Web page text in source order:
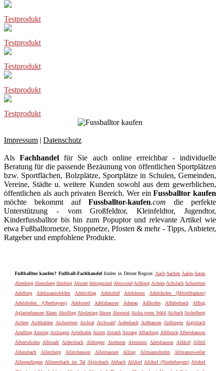
Testprodukt
Testprodukt
Testprodukt
Testprodukt
Testprodukt
Impressum | Datenschutz
AlsFachhandel für Sie auch online erreichbar - individuelle
Beratung für die passende Bezäunung von öffentlichen Sportplätzen
bzw. Sportflächen, Bolzplätze, Sportplätze in Schulen, Gemeinden,
Vereine, Städte u. weitere Kunden sowohl aus dem gewerblichen,
öffentlichen als auch privaten Bereich. Wer einFussballtor kaufen
möchte bekommt aufFussballtor-kaufen.com die perfekte
Unterstützung - vom Großfeldtor, Kleinfeldtor, Jugendtor,
Kinderfussballtor bis hin zum Popuptor und relevante Artikel wie
etwa Fußballtornetze, Stoppnetze, Pfosten & mehr - Tipps, Anbieter,
Ratgeber und empfohlene Produkte.
Fußballtor kaufen? Fußball-Fachhandelfinden in Deiner Region: Aach Aachen Aalen Aarau
Abenberg Abensberg Absberg Abstatt Abtsgmünd Abtswind Achberg Achern Achslach Achstetten
Adelberg
Adelmannsfelden Adelschlag Adelsdorf Adelsheim
Adelshofen (Mittelfranken)
Adelshofen (Oberbayern)
Adelsried Adelzhausen Adenau Adlkofen Affalterbach
Affing
Aglasterhausen Aham Aholfing Aholming Ahorn Ahorntal Aicha vorm Wald Aichach Aichelberg
Aichen Aichhalden Aichstetten Aichtal Aichwald Aidenbach Aidhausen Aidlingen Aiglsbach
Aindling Ainring Aislingen Aiterhofen Aitern Aitrach Aitrang Albaching Albbruck Albershausen
Albertshofen Albstadt Aldersbach Aldingen Alerheim Alesheim Aletshausen Alfdorf Alfeld
Allensbach
Allersberg Allershausen Alleshausen Alling Allmannshofen
Allmannsweiler
Allmendingen Allmersbach im Tal Alpirsbach Altbach Altdorf Altdorf (Niederbayern) Altdorf